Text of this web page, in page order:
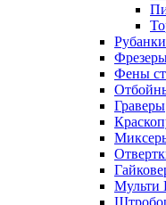
Рубанки
Фены
Граверы
Мульти